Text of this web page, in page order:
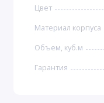
Цвет
Материал корпуса
Объем, куб.м
Гарантия